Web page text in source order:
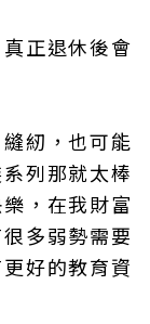
正退休後會
紉，也可能
列那就太棒
，在我財富
多弱勢需要
好的教育資